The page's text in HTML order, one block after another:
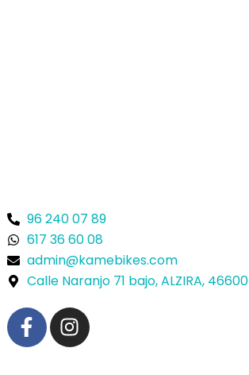
96 240 07 89
617 36 60 08
admin@kamebikes.com
Calle Naranjo 71 bajo, ALZIRA, 46600
F
a
c
I
n
s